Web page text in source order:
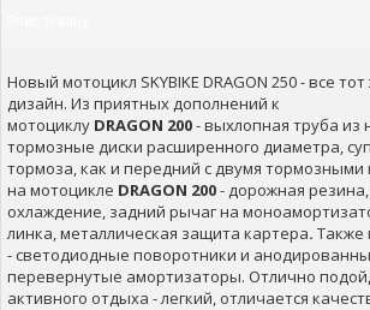
Новый мотоцикл SKYBIKE DRAGON 250 - все
дизайн. Из приятных дополнений к
мотоциклу DRAGON 200- выхлопная труба
тормозные диски расширенного диаметра,
тормоза, как и передний с двумя тормозными
на мотоцикле DRAGON 200- дорожная
охлаждение, задний рычаг на
линка, металлическая защита картера. Также
- светодиодные поворотники и
перевернутые амортизаторы. Отлично
активного отдыха - легкий, отличается